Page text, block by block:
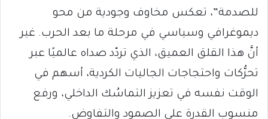
للصدمة”، تعكس مخاوف وجودية من محو
ديموغرافي وسياسي في مرحلة ما بعد الحرب. غير
أنَّ هذا القلق العميق، الذي تردّد صداه عالميًا عبر
تحرُّكات واحتجاجات الجاليات الكردية، أسهم في
الوقت نفسه في تعزيز التماسُك الداخلي، ورفع
منسوب القدرة على الصمود والتفاوض.